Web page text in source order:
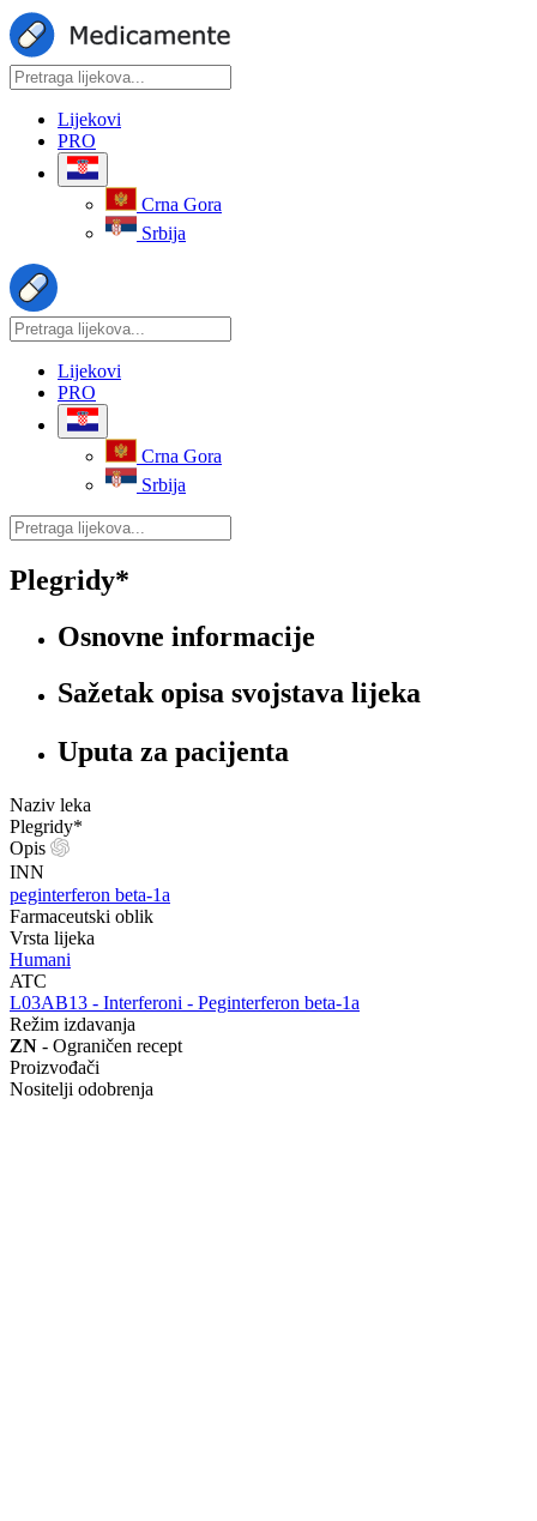
Lijekovi
PRO
Crna Gora
Srbija
Lijekovi
PRO
Crna Gora
Srbija
Plegridy*
Osnovne informacije
Sažetak opisa svojstava lijeka
Uputa za pacijenta
Naziv leka
Plegridy*
Opis
INN
peginterferon beta-1a
Farmaceutski oblik
Vrsta lijeka
Humani
ATC
‍L03AB13 - Interferoni - Peginterferon beta-1a
Režim izdavanja
ZN - Ograničen recept
Proizvođači
Nositelji odobrenja